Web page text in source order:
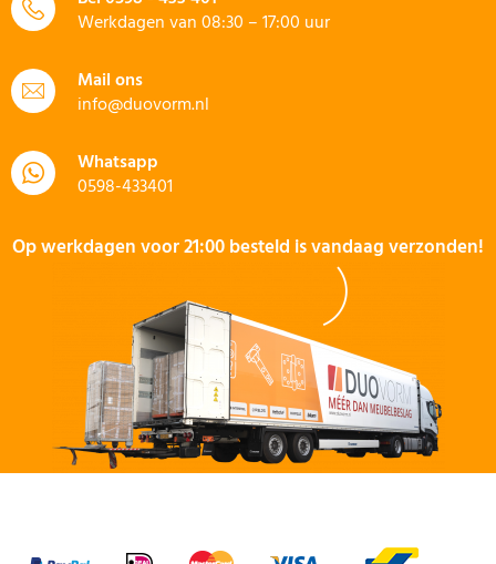
Werkdagen van 08:30 – 17:00 uur
Mail ons
info@duovorm.nl
Whatsapp
0598-433401
Op werkdagen voor 21:00 besteld is vandaag verzonden!